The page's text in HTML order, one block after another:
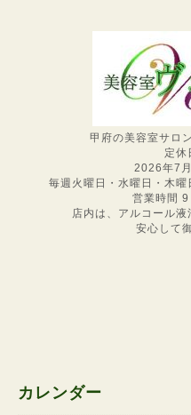
甲府の美容室サロ
定休
2026年7
毎週火曜日・水曜日・木曜
営業時間
店内は、アルコール
安心して
カレンダー